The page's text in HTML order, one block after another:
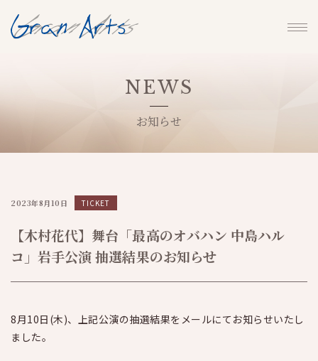
NEWS
お知らせ
2023年8月10日 TICKET
【木村花代】舞台「最高のオバハン 中島ハル
コ」岩手公演 抽選結果のお知らせ
8月10日(木)、上記公演の抽選結果をメールにてお知らせいたし
ました。